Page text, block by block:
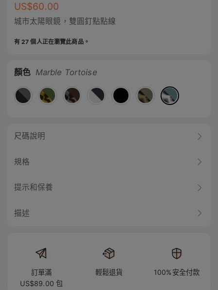
US$60.00
城市太陽眼鏡，雙圓釘點點線
有 27 個人正在瀏覽此商品。
顏色 Marble Tortoise
尺碼說明
規格
提示和保養
描述
訂單滿
US$89.00 包
輕鬆退貨 100%安全付款